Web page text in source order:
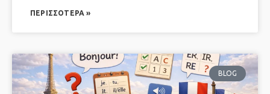
ΠΕΡΙΣΣΌΤΕΡΑ »
BLOG